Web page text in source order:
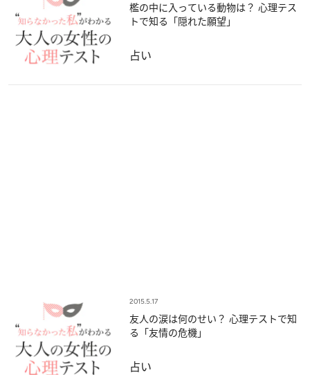
檻の中に入っている動物は？ 心理テス
トで知る「隠れた願望」
占い
2015.5.17
友人の涙は何のせい？ 心理テストで知
る「友情の危機」
占い